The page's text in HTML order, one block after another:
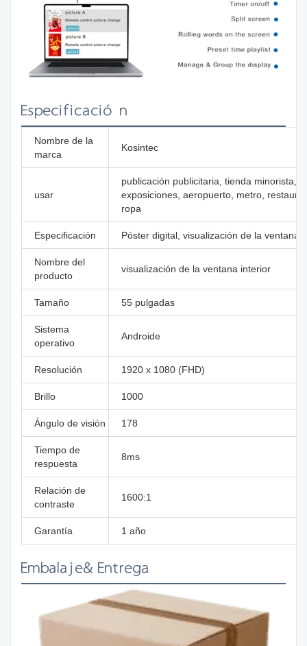
Especificación
Nombre de la
marca
Kosintec
usar
publicación publicitaria, tienda minorista,
exposiciones, aeropuerto, metro,
ropa
Especificación Póster digital, visualización de la ventana
Nombre del
producto
visualización de la ventana interior
Tamaño 55 pulgadas
Sistema
operativo
Androide
Resolución 1920 x 1080 (FHD)
Brillo 1000
Ángulo de visión 178
Tiempo de
respuesta
8ms
Relación de
contraste
1600:1
Garantía 1 año
Embalaje& Entrega